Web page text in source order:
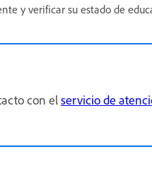
y verificar su estado de
con elservicio de